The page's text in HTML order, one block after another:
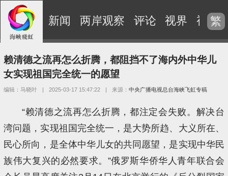
新闻 两岸观察 评论 视界 视频
繁
赖清德之流再怎么折腾，都阻挡不了海内外中华儿
女实现祖国完全统一的愿望
编辑：马晓叶 | 2025-03-17 15:47:22 | 来源：中央广播电视总台海峡飞虹专稿
“赖清德之流再怎么折腾，都注定会失败。解决台
湾问题，实现祖国完全统一，是大势所趋、大义所在、
民心所向，是全体中华儿女的共同愿望，是实现中华民
族伟大复兴的必然要求。”俄罗斯华侨华人青年联合会